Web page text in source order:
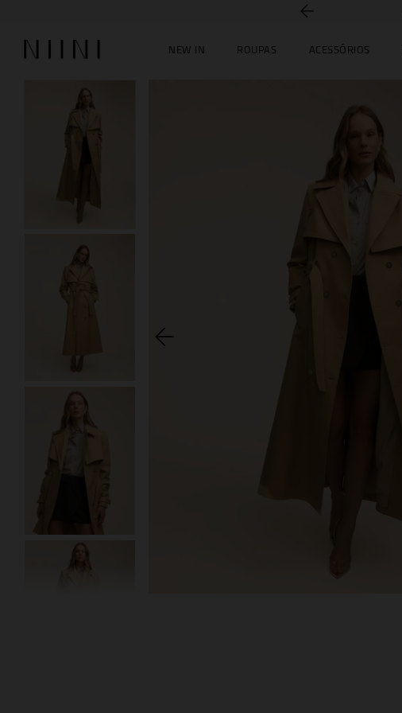
NEW IN ROUPAS ACESSÓRIOS